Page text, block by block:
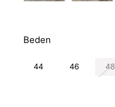
Beden
44 46 48